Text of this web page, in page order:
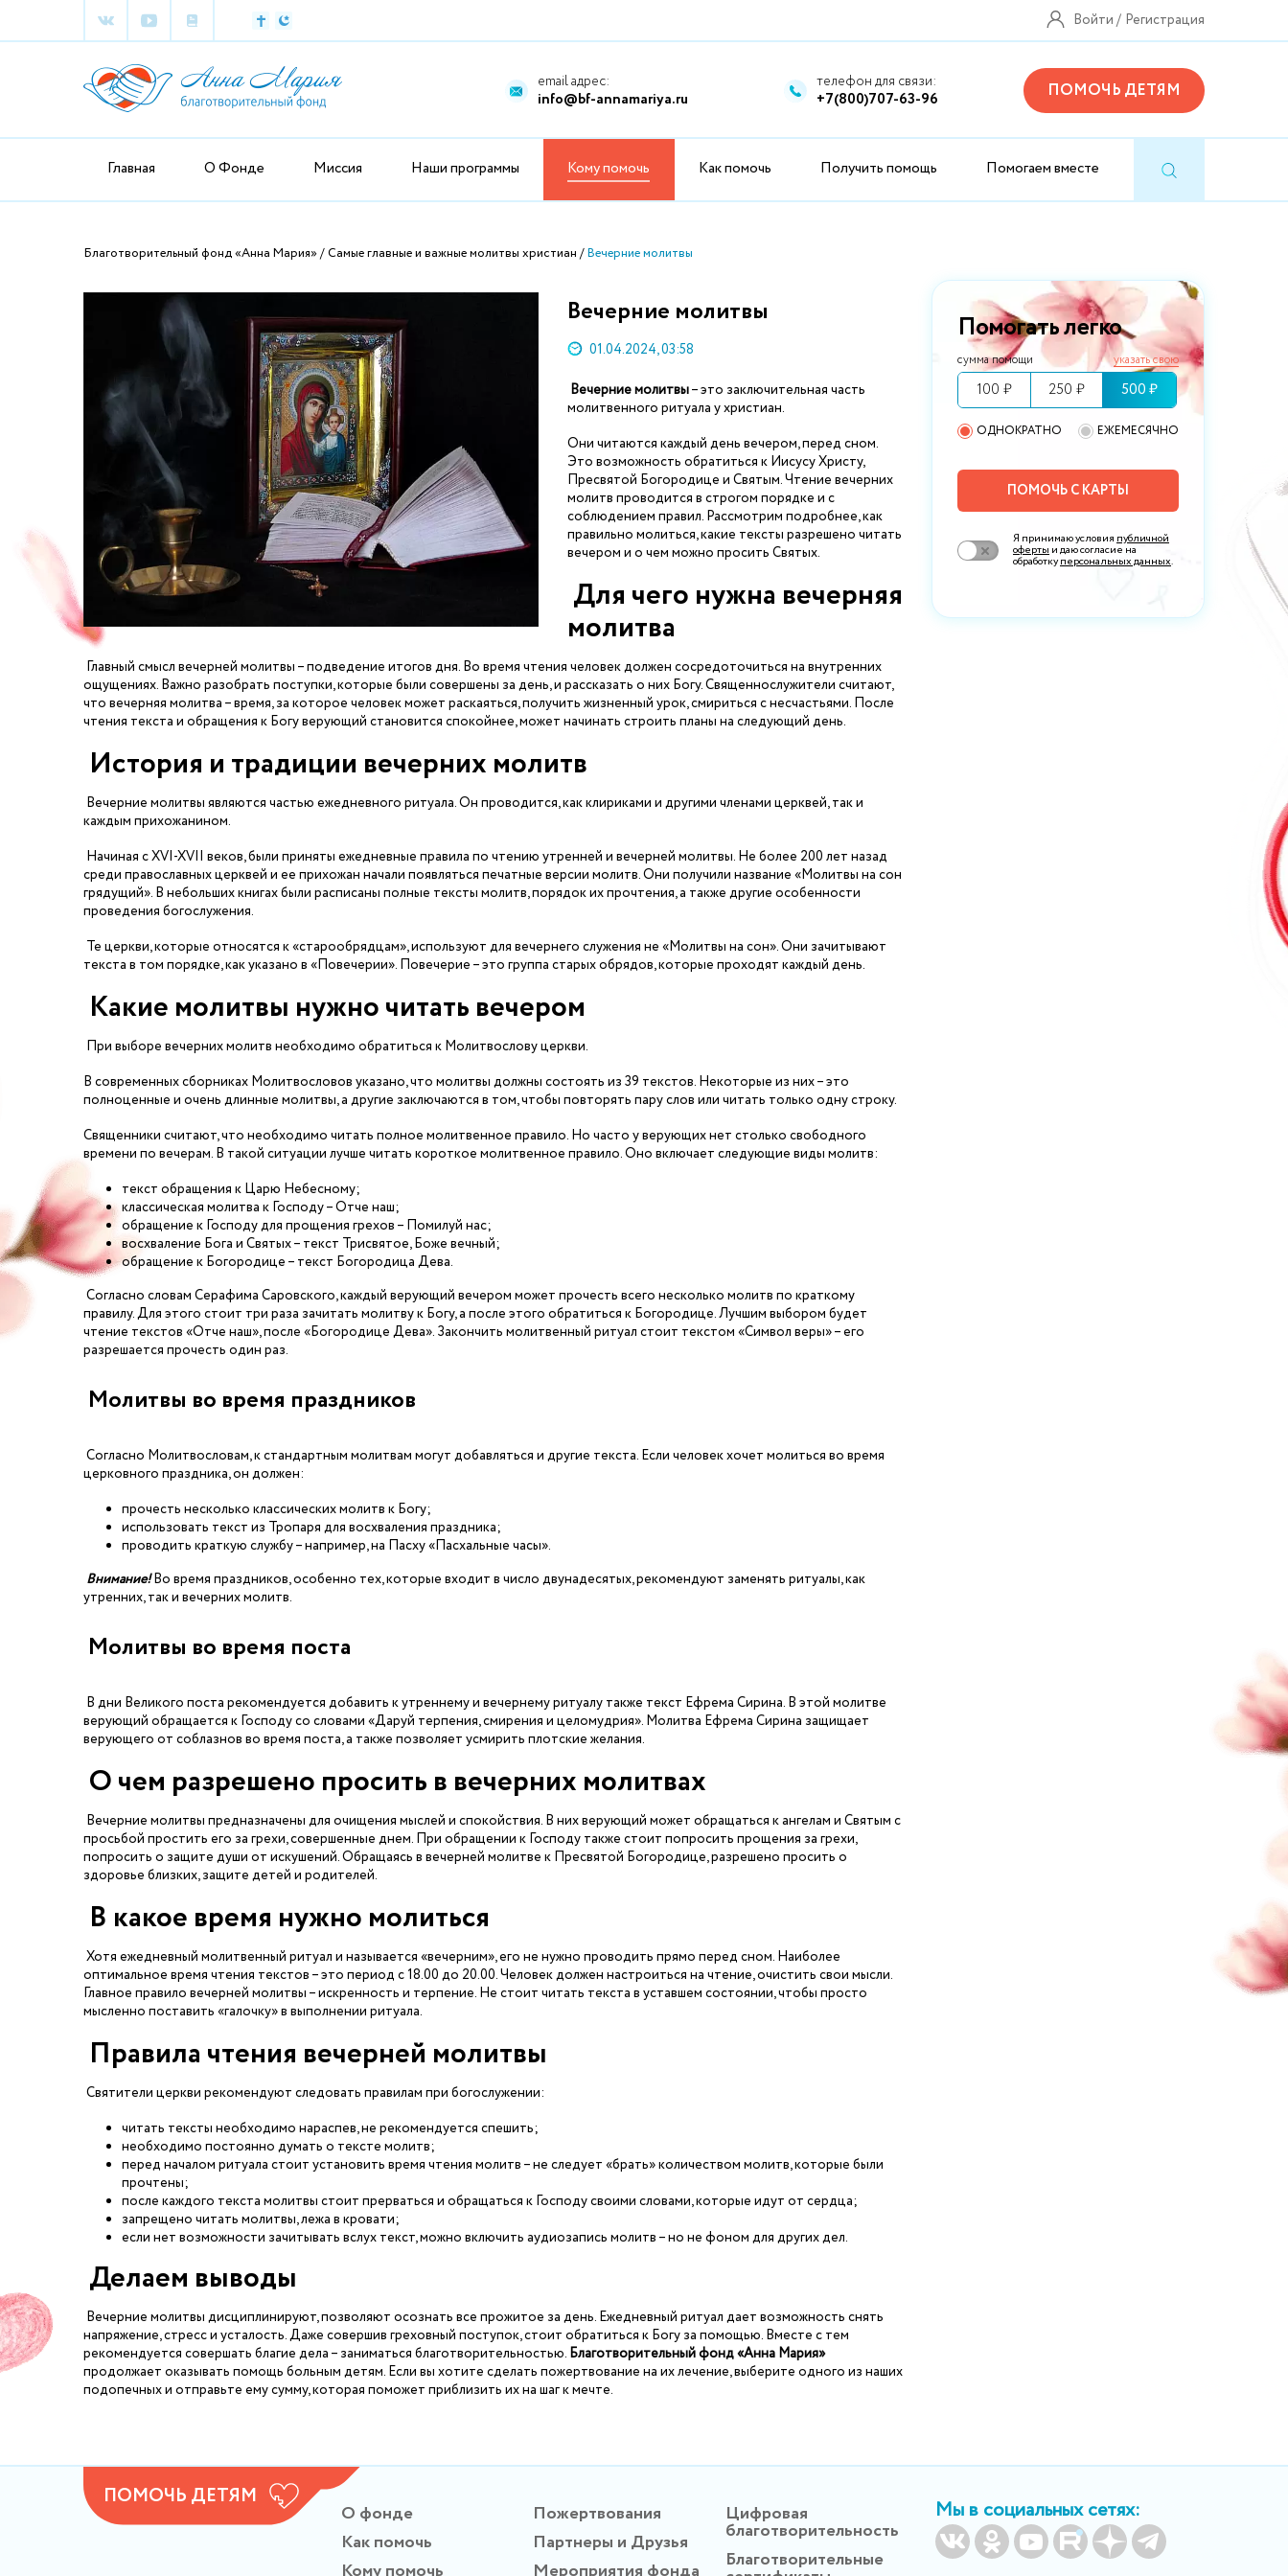
Войти Регистрация
email адрес:
info@bf-annamariya.ru
телефон для связи:
+7(800)707-63-96 ПОМОЧЬ ДЕТЯМ
Главная О Фонде Миссия Наши программы Кому помочь Как помочь Получить помощь Помогаем вместе
Благотворительный фонд «Анна Мария» Самые главные и важные молитвы христиан Вечерние молитвы
Помогать легко
сумма помощи указать свою
100 ₽ 250 ₽ 500 ₽
ОДНОКРАТНО ЕЖЕМЕСЯЧНО
ПОМОЧЬ С КАРТЫ
Я принимаю условия публичной
оферты и даю согласие на
обработкуперсональных данных.
Вечерние молитвы
01.04.2024, 03:58
Вечерние молитвы– это заключительная часть
молитвенного ритуала у христиан.
Они читаются каждый день вечером, перед сном.
Это возможность обратиться к Иисусу Христу,
Пресвятой Богородице и Святым. Чтение вечерних
молитв проводится в строгом порядке и с
соблюдением правил. Рассмотрим подробнее, как
правильно молиться, какие тексты разрешено читать
вечером и о чем можно просить Святых.
Для чего нужна вечерняя
молитва
Главный смысл вечерней молитвы – подведение итогов дня. Во время чтения человек должен сосредоточиться на внутренних
ощущениях. Важно разобрать поступки, которые были совершены за день, и рассказать о них Богу. Священнослужители считают,
что вечерняя молитва – время, за которое человек может раскаяться, получить жизненный урок, смириться с несчастьями. После
чтения текста и обращения к Богу верующий становится спокойнее, может начинать строить планы на следующий день.
История и традиции вечерних молитв
Вечерние молитвы являются частью ежедневного ритуала. Он проводится, как клириками и другими членами церквей, так и
каждым прихожанином.
Начиная с XVI-XVII веков, были приняты ежедневные правила по чтению утренней и вечерней молитвы. Не более 200 лет назад
среди православных церквей и ее прихожан начали появляться печатные версии молитв. Они получили название «Молитвы на сон
грядущий». В небольших книгах были расписаны полные тексты молитв, порядок их прочтения, а также другие особенности
проведения богослужения.
Те церкви, которые относятся к «старообрядцам», используют для вечернего служения не «Молитвы на сон». Они зачитывают
текста в том порядке, как указано в «Повечерии». Повечерие – это группа старых обрядов, которые проходят каждый день.
Какие молитвы нужно читать вечером
При выборе вечерних молитв необходимо обратиться к Молитвослову церкви.
В современных сборниках Молитвословов указано, что молитвы должны состоять из 39 текстов. Некоторые из них – это
полноценные и очень длинные молитвы, а другие заключаются в том, чтобы повторять пару слов или читать только одну строку.
Священники считают, что необходимо читать полное молитвенное правило. Но часто у верующих нет столько свободного
времени по вечерам. В такой ситуации лучше читать короткое молитвенное правило. Оно включает следующие виды молитв:
текст обращения к Царю Небесному;
классическая молитва к Господу – Отче наш;
обращение к Господу для прощения грехов – Помилуй нас;
восхваление Бога и Святых – текст Трисвятое, Боже вечный;
обращение к Богородице – текст Богородица Дева.
Согласно словам Серафима Саровского, каждый верующий вечером может прочесть всего несколько молитв по краткому
правилу. Для этого стоит три раза зачитать молитву к Богу, а после этого обратиться к Богородице. Лучшим выбором будет
чтение текстов «Отче наш», после «Богородице Дева». Закончить молитвенный ритуал стоит текстом «Символ веры» – его
разрешается прочесть один раз.
Молитвы во время праздников
Согласно Молитвословам, к стандартным молитвам могут добавляться и другие текста. Если человек хочет молиться во время
церковного праздника, он должен:
прочесть несколько классических молитв к Богу;
использовать текст из Тропаря для восхваления праздника;
проводить краткую службу – например, на Пасху «Пасхальные часы».
Внимание!Во время праздников, особенно тех, которые входит в число двунадесятых, рекомендуют заменять ритуалы, как
утренних, так и вечерних молитв.
Молитвы во время поста
В дни Великого поста рекомендуется добавить к утреннему и вечернему ритуалу также текст Ефрема Сирина. В этой молитве
верующий обращается к Господу со словами «Даруй терпения, смирения и целомудрия». Молитва Ефрема Сирина защищает
верующего от соблазнов во время поста, а также позволяет усмирить плотские желания.
О чем разрешено просить в вечерних молитвах
Вечерние молитвы предназначены для очищения мыслей и спокойствия. В них верующий может обращаться к ангелам и Святым с
просьбой простить его за грехи, совершенные днем. При обращении к Господу также стоит попросить прощения за грехи,
попросить о защите души от искушений. Обращаясь в вечерней молитве к Пресвятой Богородице, разрешено просить о
здоровье близких, защите детей и родителей.
В какое время нужно молиться
Хотя ежедневный молитвенный ритуал и называется «вечерним», его не нужно проводить прямо перед сном. Наиболее
оптимальное время чтения текстов – это период с 18.00 до 20.00. Человек должен настроиться на чтение, очистить свои мысли.
Главное правило вечерней молитвы – искренность и терпение. Не стоит читать текста в уставшем состоянии, чтобы просто
мысленно поставить «галочку» в выполнении ритуала.
Правила чтения вечерней молитвы
Святители церкви рекомендуют следовать правилам при богослужении:
читать тексты необходимо нараспев, не рекомендуется спешить;
необходимо постоянно думать о тексте молитв;
перед началом ритуала стоит установить время чтения молитв – не следует «брать» количеством молитв, которые были
прочтены;
после каждого текста молитвы стоит прерваться и обращаться к Господу своими словами, которые идут от сердца;
запрещено читать молитвы, лежа в кровати;
если нет возможности зачитывать вслух текст, можно включить аудиозапись молитв – но не фоном для других дел.
Делаем выводы
Вечерние молитвы дисциплинируют, позволяют осознать все прожитое за день. Ежедневный ритуал дает возможность снять
напряжение, стресс и усталость. Даже совершив греховный поступок, стоит обратиться к Богу за помощью. Вместе с тем
рекомендуется совершать благие дела – заниматься благотворительностью. Благотворительный фонд «Анна Мария»
продолжает оказывать помощь больным детям. Если вы хотите сделать пожертвование на их лечение, выберите одного из наших
подопечных и отправьте ему сумму, которая поможет приблизить их на шаг к мечте.
ПОМОЧЬ ДЕТЯМ
О фонде
Как помочь
Пожертвования
Партнеры и Друзья
Цифровая
благотворительность
Благотворительные
Мы в социальных сетях: